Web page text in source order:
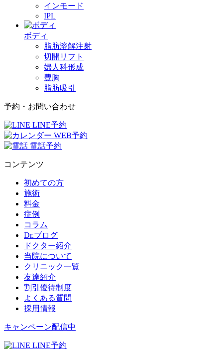
インモード
IPL
ボディ
脂肪溶解注射
切開リフト
婦人科形成
豊胸
脂肪吸引
予約・お問い合わせ
LINE予約
WEB予約
電話予約
コンテンツ
初めての方
施術
料金
症例
コラム
Dr.ブログ
ドクター紹介
当院について
クリニック一覧
友達紹介
割引優待制度
よくある質問
採用情報
キャンペーン配信中
LINE予約